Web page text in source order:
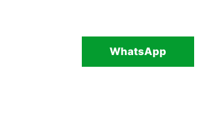
WhatsApp